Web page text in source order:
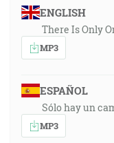
ENGLISH
There Is Only
MP3
ESPAÑOL
Sólo hay un
MP3